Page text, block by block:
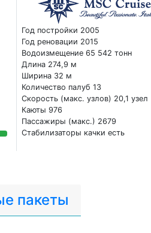
Год постройки 2005
Год реновации 2015
Водоизмещение 65 542 тонн
Длина 274,9 м
Ширина 32 м
Количество палуб 13
Скорость (макс. узлов) 20,1 узел
Каюты 976
Пассажиры (макс.) 2679
Стабилизаторы качки есть
пакеты